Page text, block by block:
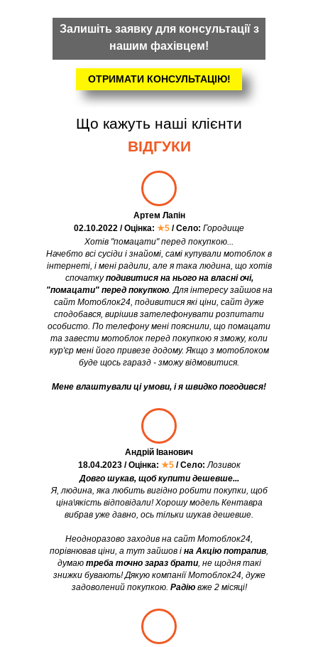
ОТРИМАТИ КОНСУЛЬТАЦІЮ!
Залишіть заявку для консультації з
нашим фахівцем!
Що кажуть наші клієнти
ВІДГУКИ
Хотів "помацати" перед покупкою...
Начебто всі сусіди і знайомі, самі купували мотоблок в
інтернеті, і мені радили, але я така людина, що хотів
спочаткуподивитися на нього на власні очі,
"помацати" перед покупкою. Для інтересу зайшов на
сайт Мотоблок24, подивитися які ціни, сайт дуже
сподобався, вирішив зателефонувати розпитати
особисто. По телефону мені пояснили, що помацати
та завести мотоблок перед покупкою я зможу, коли
кур'єр мені його привезе додому. Якщо з мотоблоком
буде щось гаразд - зможу відмовитися.
Мене влаштували ці умови, і я швидко погодився!
Артем Лапін
02.10.2022 / Оцінка: ★5 / Село: Городище
Довго шукав, щоб купити дешевше...
Я, людина, яка любить вигідно робити покупки, щоб
ціна\якість відповідали! Хорошу модель Кентавра
вибрав уже давно, ось тільки шукав дешевше.
Неодноразово заходив на сайт Мотоблок24,
порівнював ціни, а тут зайшов і на Акцію потрапив,
думаю треба точно зараз брати, не щодня такі
знижки бувають! Дякую компанії Мотоблок24, дуже
задоволений покупкою. Радіювже 2 місяці!
Андрій Іванович
18.04.2023 / Оцінка: ★5 / Село: Лозивок